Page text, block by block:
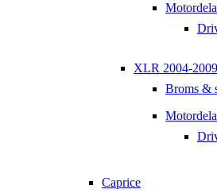
XLR 2004-2009
Broms &
Caprice